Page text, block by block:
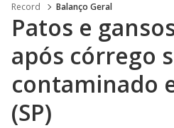
Record Balanço Geral
Patos e
após córrego
contaminado
(SP)